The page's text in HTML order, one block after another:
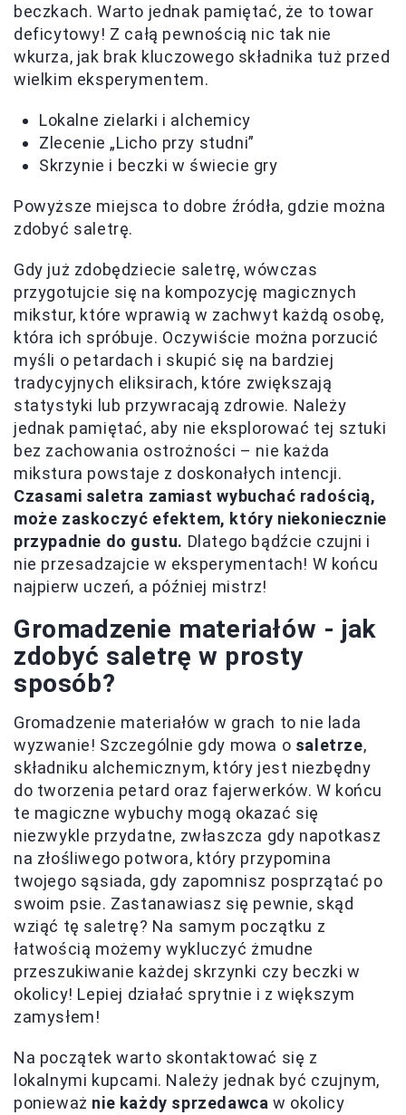
beczkach. Warto jednak pamiętać, że to towar
deficytowy! Z całą pewnością nic tak nie
wkurza, jak brak kluczowego składnika tuż przed
wielkim eksperymentem.
Lokalne zielarki i alchemicy
Zlecenie „Licho przy studni”
Skrzynie i beczki w świecie gry
Powyższe miejsca to dobre źródła, gdzie można
zdobyć saletrę.
Gdy już zdobędziecie saletrę, wówczas
przygotujcie się na kompozycję magicznych
mikstur, które wprawią w zachwyt każdą osobę,
która ich spróbuje. Oczywiście można porzucić
myśli o petardach i skupić się na bardziej
tradycyjnych eliksirach, które zwiększają
statystyki lub przywracają zdrowie. Należy
jednak pamiętać, aby nie eksplorować tej sztuki
bez zachowania ostrożności – nie każda
mikstura powstaje z doskonałych intencji.
Czasami saletra zamiast wybuchać radością,
może zaskoczyć efektem, który niekoniecznie
przypadnie do gustu. Dlatego bądźcie czujni i
nie przesadzajcie w eksperymentach! W końcu
najpierw uczeń, a później mistrz!
Gromadzenie materiałów - jak
zdobyć saletrę w prosty
sposób?
Gromadzenie materiałów w grach to nie lada
wyzwanie! Szczególnie gdy mowa o saletrze,
składniku alchemicznym, który jest niezbędny
do tworzenia petard oraz fajerwerków. W końcu
te magiczne wybuchy mogą okazać się
niezwykle przydatne, zwłaszcza gdy napotkasz
na złośliwego potwora, który przypomina
twojego sąsiada, gdy zapomnisz posprzątać po
swoim psie. Zastanawiasz się pewnie, skąd
wziąć tę saletrę? Na samym początku z
łatwością możemy wykluczyć żmudne
przeszukiwanie każdej skrzynki czy beczki w
okolicy! Lepiej działać sprytnie i z większym
zamysłem!
Na początek warto skontaktować się z
lokalnymi kupcami. Należy jednak być czujnym,
ponieważ nie każdy sprzedawca w okolicy